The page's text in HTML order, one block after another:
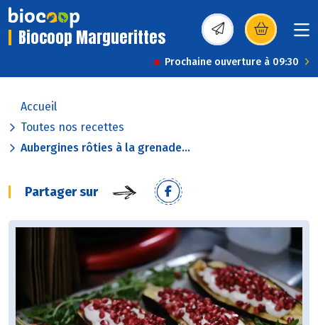
Biocoop Marguerittes (s’ouvre dans une
Prochaine ouverture à 09:30
Accueil
Toutes nos recettes
Aubergines rôties à la grenade...
Partager sur